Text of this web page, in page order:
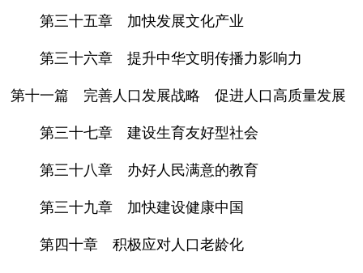
第三十五章 加快发展文化产业
第三十六章 提升中华文明传播力影响力
第十一篇 完善人口发展战略 促进人口高质量发展
第三十七章 建设生育友好型社会
第三十八章 办好人民满意的教育
第三十九章 加快建设健康中国
第四十章 积极应对人口老龄化